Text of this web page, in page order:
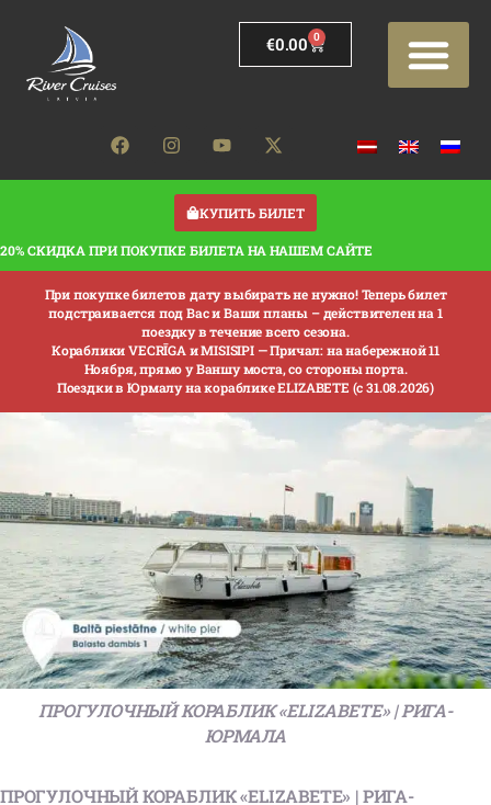
€0.00 0
КУПИТЬ БИЛЕТ
20% СКИДКА ПРИ ПОКУПКЕ БИЛЕТА НА НАШЕМ САЙТЕ
При покупке билетов дату выбирать не нужно! Теперь билет
подстраивается под Вас и Ваши планы – действителен на 1
поездку в течение всего сезона.
Кораблики VECRĪGA и MISISIPI —Причал: на набережной 11
Ноября, прямо у Ваншу моста, со стороны порта.
Поездки в Юрмалу на кораблике ELIZABETE (с 31.08.2026)
ПРОГУЛОЧНЫЙ КОРАБЛИК «ELIZABETE» | РИГА-
ЮРМАЛА
ПРОГУЛОЧНЫЙ КОРАБЛИК «ELIZABETE» | РИГА-